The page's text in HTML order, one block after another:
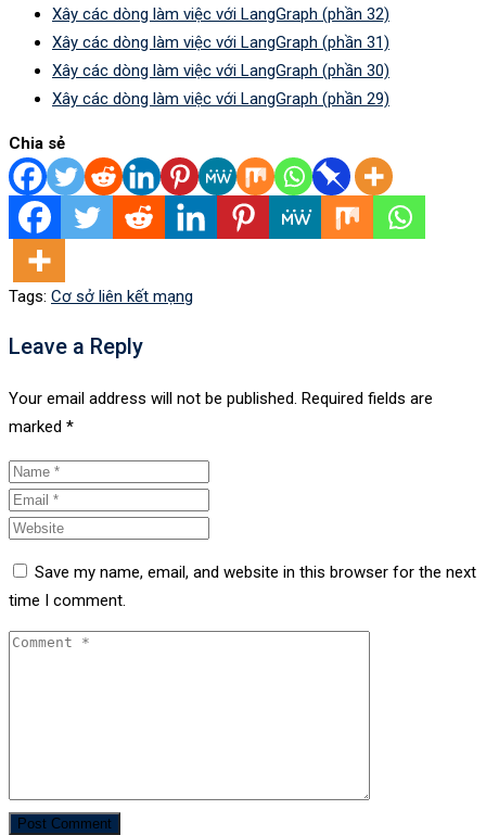
Xây các dòng làm việc với LangGraph (phần 32)
Xây các dòng làm việc với LangGraph (phần 31)
Xây các dòng làm việc với LangGraph (phần 30)
Xây các dòng làm việc với LangGraph (phần 29)
Chia sẻ
Tags: Cơ sở liên kết mạng
Leave a Reply
Your email address will not be published. Required fields are
marked *
Save my name, email, and website in this browser for the next
time I comment.